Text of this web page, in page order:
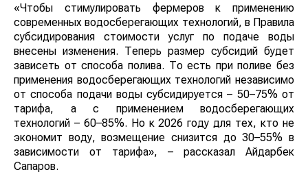
«Чтобы стимулировать фермеров к применению
современных водосберегающих технологий, в Правила
субсидирования стоимости услуг по подаче воды
внесены изменения. Теперь размер субсидий будет
зависеть от способа полива. То есть при поливе без
применения водосберегающих технологий независимо
от способа подачи воды субсидируется – 50–75% от
тарифа, а с применением водосберегающих
технологий – 60–85%. Но к 2026 году для тех, кто не
экономит воду, возмещение снизится до 30–55% в
зависимости от тарифа», – рассказал Айдарбек
Сапаров.